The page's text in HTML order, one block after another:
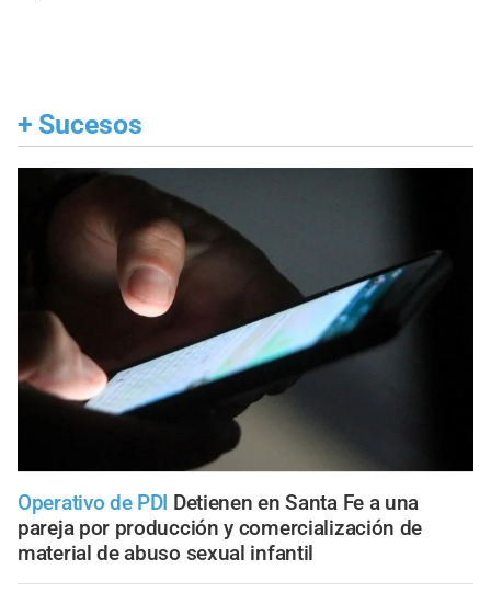
+ Sucesos
Operativo de PDI Detienen en Santa Fe a una
pareja por producción y comercialización de
material de abuso sexual infantil